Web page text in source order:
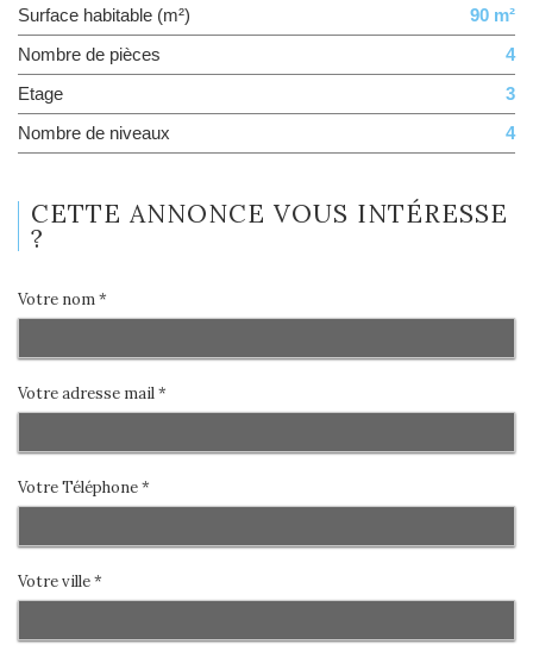
Surface habitable (m²) 90 m²
Nombre de pièces 4
Etage 3
Nombre de niveaux 4
CETTE ANNONCE VOUS INTÉRESSE
?
Votre nom *
Votre adresse mail *
Votre Téléphone *
Votre ville *